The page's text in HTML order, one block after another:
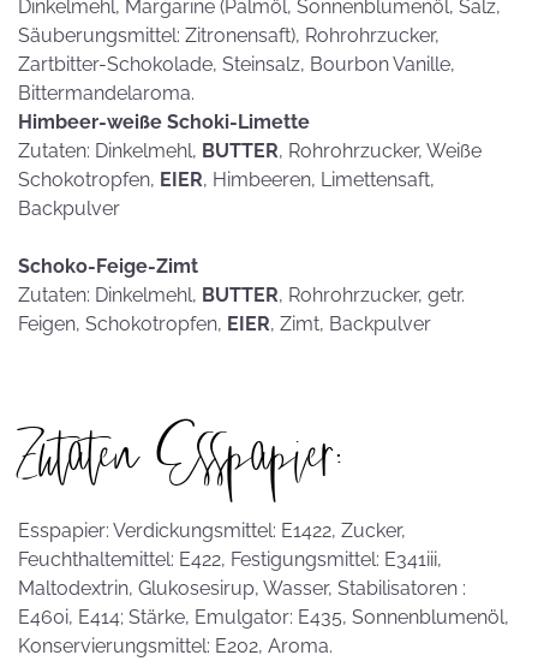
Dinkelmehl, Margarine (Palmöl, Sonnenblumenöl, Salz,
Säuberungsmittel: Zitronensaft), Rohrohrzucker,
Zartbitter-Schokolade, Steinsalz, Bourbon Vanille,
Bittermandelaroma.
Himbeer-weiße Schoki-Limette
Zutaten: Dinkelmehl, BUTTER, Rohrohrzucker, Weiße
Schokotropfen, EIER, Himbeeren, Limettensaft,
Backpulver
Schoko-Feige-Zimt
Zutaten: Dinkelmehl, BUTTER, Rohrohrzucker, getr.
Feigen, Schokotropfen, EIER, Zimt, Backpulver
Zutaten Esspapier:
Esspapier: Verdickungsmittel: E1422, Zucker,
Feuchthaltemittel: E422, Festigungsmittel: E341iii,
Maltodextrin, Glukosesirup, Wasser, Stabilisatoren :
E460i, E414; Stärke, Emulgator: E435, Sonnenblumenöl,
Konservierungsmittel: E202, Aroma.